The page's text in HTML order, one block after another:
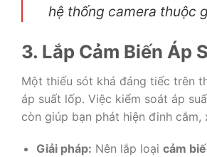
hệ thống camera thuộc
3. Lắp Cảm Biến Áp
Một thiếu sót khá đáng tiếc trên
áp suất lốp. Việc kiểm soát áp
còn giúp bạn phát hiện đinh
Giải pháp: Nên lắp loại cảm